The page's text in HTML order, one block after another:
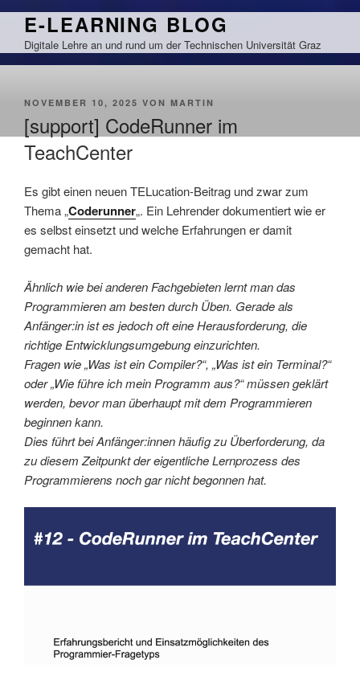
Zum
springen
E-LEARNING BLOG
Digitale Lehre an und rund um der Technischen Universität Graz
VERÖFFENTLICHT
NOVEMBER 10, 2025 VON MARTIN
[support] CodeRunner im
TeachCenter
Es gibt einen neuen TELucation-Beitrag und zwar zum
Thema „Coderunner„. Ein Lehrender dokumentiert wie er
es selbst einsetzt und welche Erfahrungen er damit
gemacht hat.
Ähnlich wie bei anderen Fachgebieten lernt man das
Programmieren am besten durch Üben. Gerade als
Anfänger:in ist es jedoch oft eine Herausforderung, die
richtige Entwicklungsumgebung einzurichten.
Fragen wie „Was ist ein Compiler?“, „Was ist ein Terminal?“
oder „Wie führe ich mein Programm aus?“ müssen geklärt
werden, bevor man überhaupt mit dem Programmieren
beginnen kann.
Dies führt bei Anfänger:innen häufig zu Überforderung, da
zu diesem Zeitpunkt der eigentliche Lernprozess des
Programmierens noch gar nicht begonnen hat.